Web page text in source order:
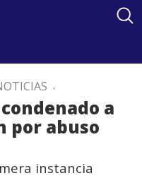
.
a
por abuso
instancia